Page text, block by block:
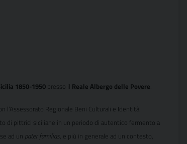
1850-1950  presso il Reale Albergo delle Povere.
l’Assessorato Regionale Beni Culturali e Identità
di pittrici siciliane in un periodo di autentico fermento a
ad un pater familias, e più in generale ad un contesto,